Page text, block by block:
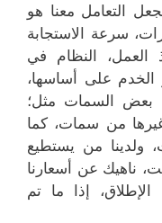
التعامل معنا هو
سرعة الاستجابة
العمل، النظام في
الخدم على أساسها،
بعض السمات مثل؛
وغيرها من سمات، كما
ولدينا من يستطيع
ناهيك عن أسعارنا
إذا ما تم